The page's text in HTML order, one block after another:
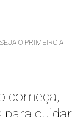
O PRIMEIRO A
começa,
para cuidar